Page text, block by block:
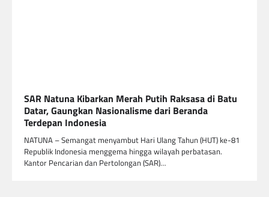
SAR Natuna Kibarkan Merah Putih Raksasa di Batu
Datar, Gaungkan Nasionalisme dari Beranda
Terdepan Indonesia
NATUNA – Semangat menyambut Hari Ulang Tahun (HUT) ke-81
Republik Indonesia menggema hingga wilayah perbatasan.
Kantor Pencarian dan Pertolongan (SAR)…